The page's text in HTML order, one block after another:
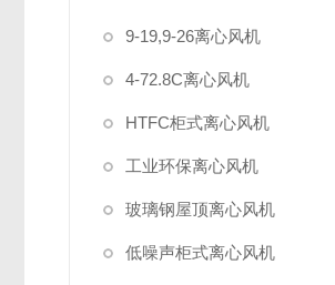
9-19,9-26离心风机
4-72.8C离心风机
HTFC柜式离心风机
工业环保离心风机
玻璃钢屋顶离心风机
低噪声柜式离心风机